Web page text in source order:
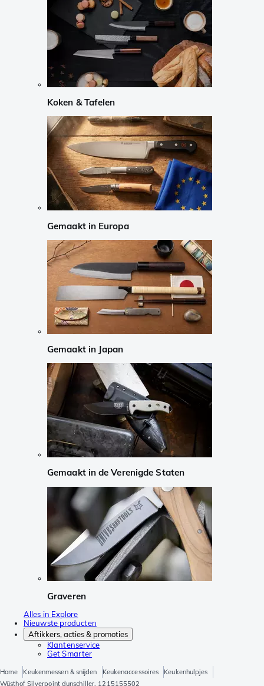
Koken & Tafelen
Gemaakt in Europa
Gemaakt in Japan
Gemaakt in de Verenigde Staten
Graveren
Alles in Explore
Nieuwste producten
Aftikkers, acties & promoties
Klantenservice
Get Smarter
Home Keukenmessen & snijden Keukenaccessoires
Keukenhulpjes
Wüsthof Silverpoint dunschiller, 1215155502